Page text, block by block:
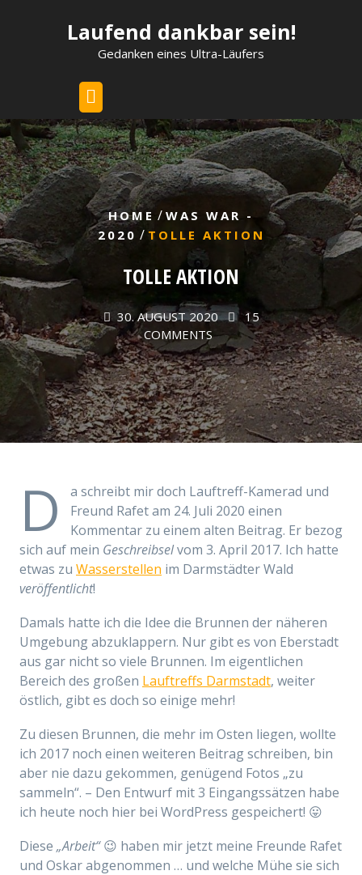
Laufend dankbar sein!
Gedanken eines Ultra-Läufers
HOME / WAS WAR -
2020 / TOLLE AKTION
TOLLE AKTION
30. AUGUST 2020
15
COMMENTS
D
a schreibt mir doch Lauftreff-Kamerad und
Freund Rafet am 24. Juli 2020 einen
Kommentar zu einem alten Beitrag. Er bezog
sich auf mein Geschreibselvom 3. April 2017. Ich hatte
etwas zu Wasserstellen im Darmstädter Wald
veröffentlicht!
Damals hatte ich die Idee die Brunnen der näheren
Umgebung abzuklappern. Nur gibt es von Eberstadt
aus gar nicht so viele Brunnen. Im eigentlichen
Bereich des großen Lauftreffs Darmstadt, weiter
östlich, gibt es doch so einige mehr!
Zu diesen Brunnen, die mehr im Osten liegen, wollte
ich 2017 noch einen weiteren Beitrag schreiben, bin
aber nie dazu gekommen, genügend Fotos „zu
sammeln“. – Den Entwurf mit 3 Eingangssätzen habe
ich heute noch hier bei WordPress gespeichert! 😛
Diese „Arbeit“😉 haben mir jetzt meine Freunde Rafet
und Oskar abgenommen … und welche Mühe sie sich